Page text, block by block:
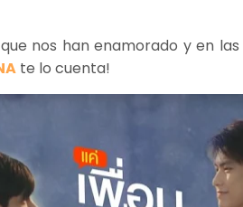
nos han enamorado y en
te lo cuenta!